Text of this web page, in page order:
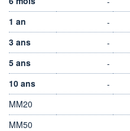
1 an
-
3 ans
-
5 ans
-
10 ans
-
MM20
MM50